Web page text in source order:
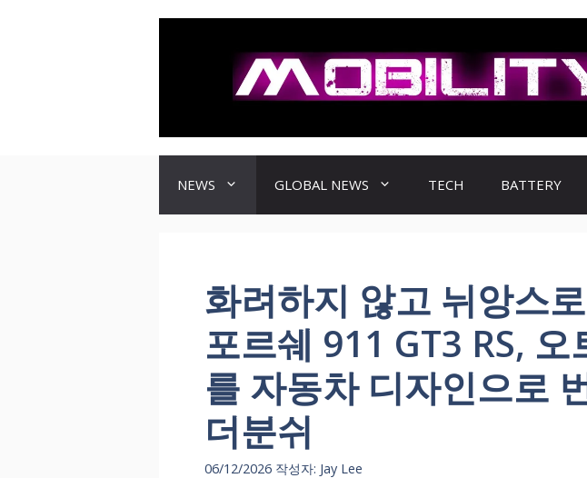
NEWS GLOBAL NEWS TECH BATTERY
화려하지 않고 뉘앙스
포르쉐 911 GT3 RS, 오
를 자동차 디자인으로
더분쉬
06/12/2026 작성자: Jay Lee